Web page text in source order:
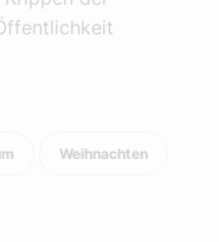
Weihnachten